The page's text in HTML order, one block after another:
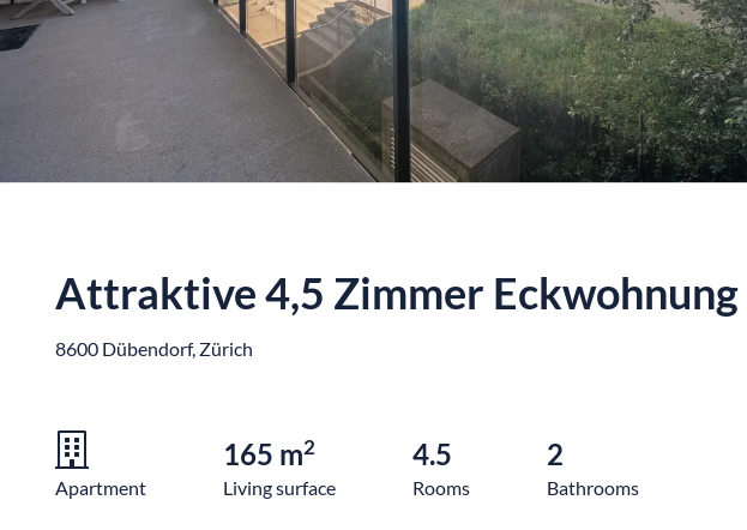
Attraktive 4,5 Zimmer Eckwohnung
8600 Dübendorf, Zürich
Apartment
165 m2
Living surface
4.5
Rooms
2
Bathrooms